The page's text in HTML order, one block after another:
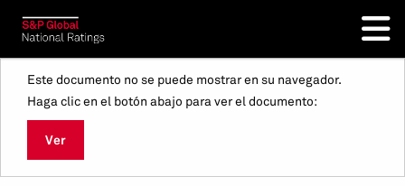
Este documento no se puede mostrar en su navegador.
Haga clic en el botón abajo para ver el documento:
Ver